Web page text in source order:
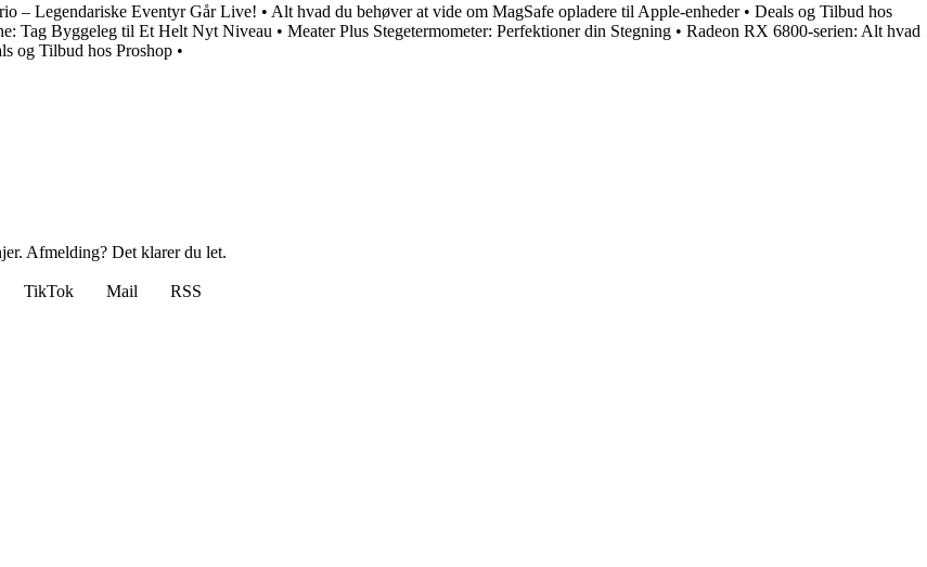
– Legendariske Eventyr Går Live! • Alt hvad du behøver at vide om MagSafe opladere til Apple-enheder• Deals og Tilbud hos
Tag Byggeleg til Et Helt Nyt Niveau • Meater Plus Stegetermometer: Perfektioner din Stegning • Radeon RX 6800-serien: Alt hvad
og Tilbud hos Proshop •
Afmelding? Det klarer du let.
TikTok Mail
RSS